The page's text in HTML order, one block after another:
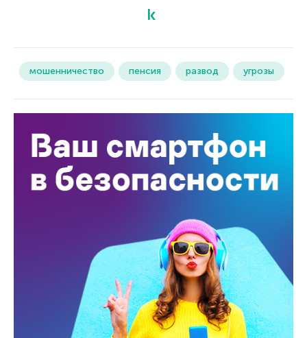
мошенничество пенсия развод угрозы